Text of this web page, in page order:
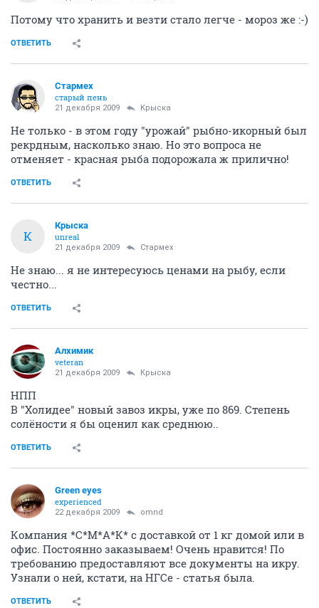
Потому что хранить и везти стало легче - мороз же :-)
ОТВЕТИТЬ
Стармех
старый пень
21 декабря 2009 Крыска
Не только - в этом году "урожай" рыбно-икорный был
рекрдным, насколько знаю. Но это вопроса не
отменяет - красная рыба подорожала ж прилично!
ОТВЕТИТЬ
К
Крыска
unreal
21 декабря 2009 Стармех
Не знаю... я не интересуюсь ценами на рыбу, если
честно...
ОТВЕТИТЬ
Алхимик
veteran
21 декабря 2009 Крыска
НПП
В "Холидее" новый завоз икры, уже по 869. Степень
солёности я бы оценил как среднюю..
ОТВЕТИТЬ
Green eyes
experienced
22 декабря 2009 omnd
Компания *С*М*А*К* с доставкой от 1 кг домой или в
офис. Постоянно заказываем! Очень нравится! По
требованию предоставляют все документы на икру.
Узнали о ней, кстати, на НГСе - статья была.
ОТВЕТИТЬ